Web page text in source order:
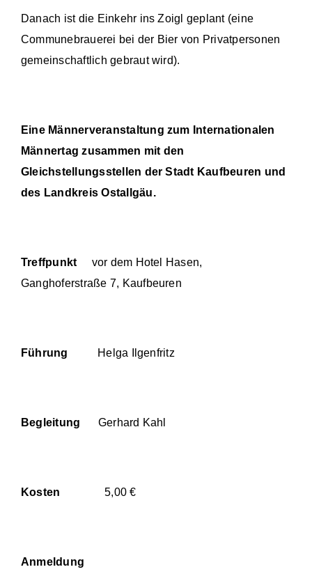
Danach ist die Einkehr ins Zoigl geplant (eine
Communebrauerei bei der Bier von Privatpersonen
gemeinschaftlich gebraut wird).
Eine Männerveranstaltung zum Internationalen
Männertag zusammen mit den
Gleichstellungsstellen der Stadt Kaufbeuren und
des Landkreis Ostallgäu.
Treffpunkt vor dem Hotel Hasen,
Ganghoferstraße 7, Kaufbeuren
Führung Helga Ilgenfritz
Begleitung Gerhard Kahl
Kosten 5,00 €
Anmeldung